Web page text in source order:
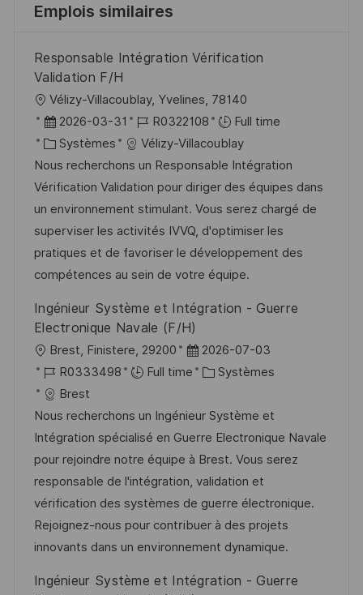
Emplois similaires
Responsable Intégration Vérification
Validation F/H
o
c
a
l
i
s
a
t
o
Vélizy-Villacoublay, Yvelines, 78140
D
a
t
e
d
’
a
f
i
a
g
2026-03-31
R
é
f
é
r
e
n
c
d
p
o
R0322108
Full time
C
a
t
é
g
o
r
e
Systèmes
Vélizy-Villacoublay
Nous recherchons un Responsable Intégration
Vérification Validation pour diriger des équipes dans
un environnement stimulant. Vous serez chargé de
superviser les activités IVVQ, d'optimiser les
pratiques et de favoriser le développement des
compétences au sein de votre équipe.
Ingénieur Système et Intégration - Guerre
Electronique Navale (F/H)
o
c
a
l
i
s
a
t
i
n
Brest, Finistere, 29200
D
a
e
d
a
f
f
i
h
2026-07-03
R
é
f
é
r
e
n
c
e
u
R0333498 Full time
C
t
é
g
o
r
i
e
Systèmes
Brest
Nous recherchons un Ingénieur Système et
Intégration spécialisé en Guerre Electronique Navale
pour rejoindre notre équipe à Brest. Vous serez
responsable de l'intégration, validation et
vérification des systèmes de guerre électronique.
Rejoignez-nous pour contribuer à des projets
innovants dans un environnement dynamique.
Ingénieur Système et Intégration - Guerre